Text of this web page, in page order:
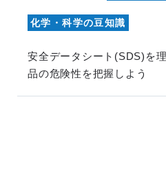
化学・科学の豆知識
安全データシート(SDS)を
品の危険性を把握しよう